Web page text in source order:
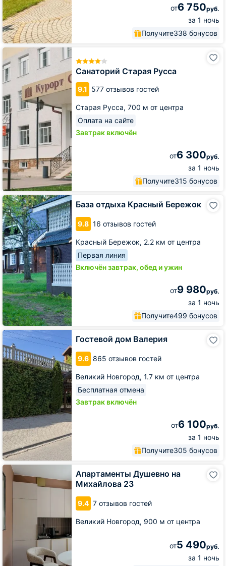
от6 750руб.
за 1 ночь
Получите338 бонусов
Санаторий Старая Русса
9.1 577 отзывов гостей
Старая Русса, 700 м от центра
Оплата на сайте
Завтрак включён
от6 300руб.
за 1 ночь
Получите315 бонусов
Санаторий
Старая
Русса
База отдыха Красный Бережок
9.8 16 отзывов гостей
Красный Бережок, 2.2 км от центра
Первая линия
Включён завтрак, обед и ужин
от9 980руб.
за 1 ночь
Получите499 бонусов
База
отдыха
Красный
Бережок
Гостевой дом Валерия
9.6 865 отзывов гостей
Великий Новгород, 1.7 км от центра
Бесплатная отмена
Завтрак включён
от6 100руб.
за 1 ночь
Получите305 бонусов
Гостевой
дом
Валерия
Апартаменты Душевно на
Михайлова 23
9.4 7 отзывов гостей
Великий Новгород, 900 м от центра
от5 490руб.
за 1 ночь
Апартаменты
Душевно